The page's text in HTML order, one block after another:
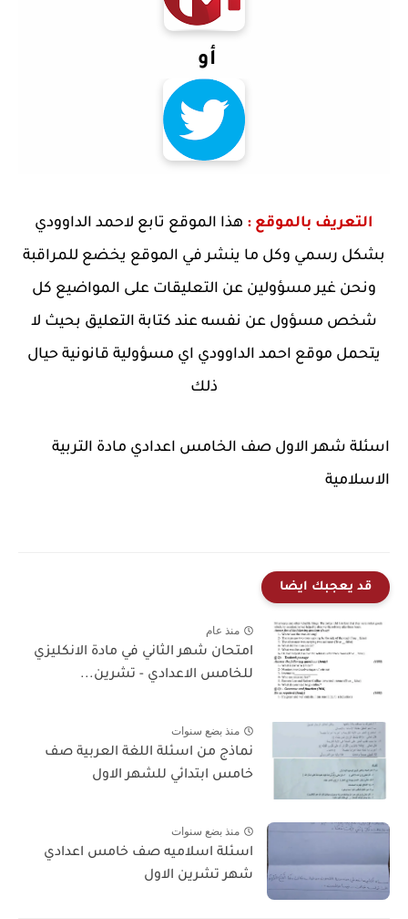
أو
التعريف بالموقع : هذا الموقع تابع لاحمد الداوودي
بشكل رسمي وكل ما ينشر في الموقع يخضع للمراقبة
ونحن غير مسؤولين عن التعليقات على المواضيع كل
شخص مسؤول عن نفسه عند كتابة التعليق بحيث لا
يتحمل موقع احمد الداوودي اي مسؤولية قانونية حيال
ذلك
اسئلة شهر الاول صف الخامس اعدادي مادة التربية
الاسلامية
قد يعجبك ايضا
منذ عام
امتحان شهر الثاني في مادة الانكليزي
للخامس الاعدادي - تشرين...
منذ بضع سنوات
نماذج من اسئلة اللغة العربية صف
خامس ابتدائي للشهر الاول
منذ بضع سنوات
اسئلة اسلاميه صف خامس اعدادي
شهر تشرين الاول